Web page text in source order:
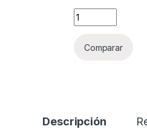
Detector de
Comparar
Descripción